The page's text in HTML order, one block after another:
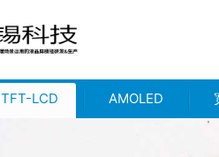
TFT-LCD AMOLED